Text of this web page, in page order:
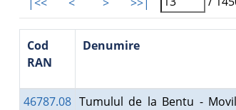
Cod
RAN
Denumire
46787.08 Tumulul de la Bentu -